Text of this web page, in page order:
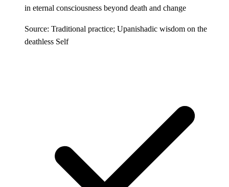
in eternal consciousness beyond death and change
Source: Traditional practice; Upanishadic wisdom on the
deathless Self